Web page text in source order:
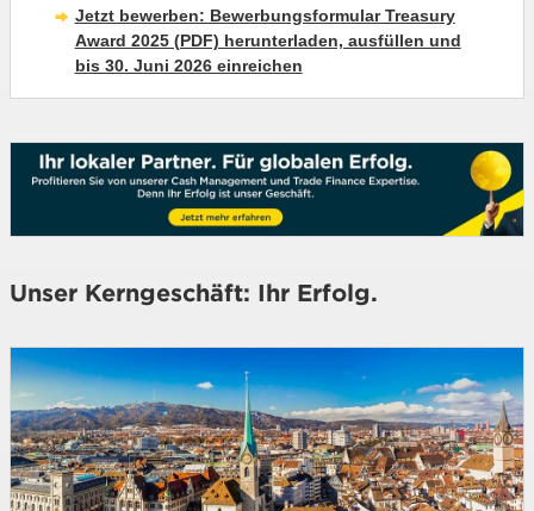
Jetzt bewerben: Bewerbungsformular Treasury
Award 2025 (PDF) herunterladen, ausfüllen und
bis 30. Juni 2026 einreichen
Unser Kerngeschäft: Ihr Erfolg.